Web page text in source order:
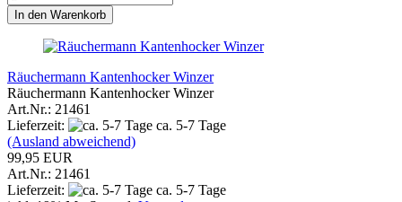
In den Warenkorb
Räuchermann Kantenhocker Winzer
Räuchermann Kantenhocker Winzer
Art.Nr.: 21461
Lieferzeit:
ca. 5-7 Tage
(Ausland abweichend)
99,95 EUR
Art.Nr.: 21461
Lieferzeit:
ca. 5-7 Tage